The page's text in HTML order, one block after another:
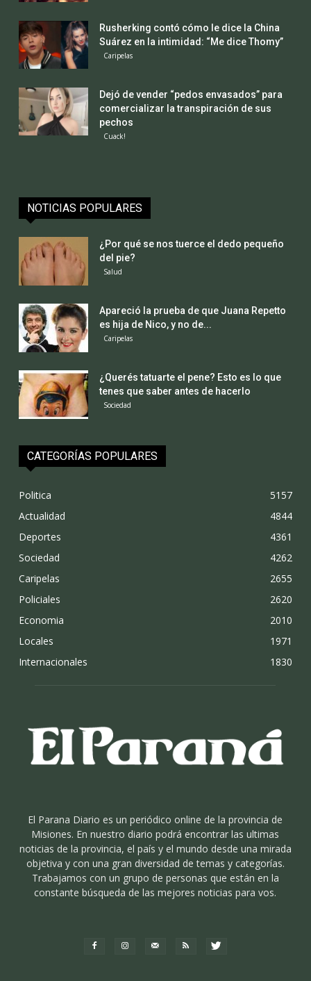
Rusherking contó cómo le dice la China
Suárez en la intimidad: “Me dice Thomy”
Caripelas
Dejó de vender “pedos envasados” para
comercializar la transpiración de sus
pechos
Cuack!
NOTICIAS POPULARES
¿Por qué se nos tuerce el dedo pequeño
del pie?
Salud
Apareció la prueba de que Juana Repetto
es hija de Nico, y no de...
Caripelas
¿Querés tatuarte el pene? Esto es lo que
tenes que saber antes de hacerlo
Sociedad
CATEGORÍAS POPULARES
Politica
5157
Actualidad
4844
Deportes
4361
Sociedad
4262
Caripelas
2655
Policiales
2620
Economia
2010
Locales
1971
Internacionales
1830
El Parana Diario es un periódico online de la provincia de
Misiones. En nuestro diario podrá encontrar las ultimas
noticias de la provincia, el país y el mundo desde una mirada
objetiva y con una gran diversidad de temas y categorías.
Trabajamos con un grupo de personas que están en la
constante búsqueda de las mejores noticias para vos.